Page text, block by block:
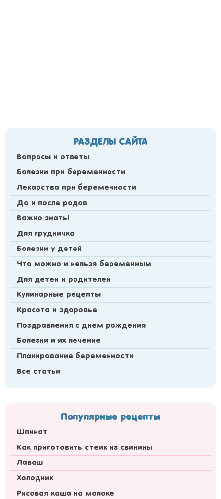
РАЗДЕЛЫ САЙТА
Вопросы и ответы
Болезни при беременности
Лекарства при беременности
До и после родов
Важно знать!
Для грудничка
Болезни у детей
Что можно и нельзя беременным
Для детей и родителей
Кулинарные рецепты
Красота и здоровье
Поздравления с днем рождения
Болезни и их лечение
Планирование беременности
Все статьи
Популярные рецепты
Шпинат
Как приготовить стейк из свинины
Лаваш
Холодник
Рисовая каша на молоке